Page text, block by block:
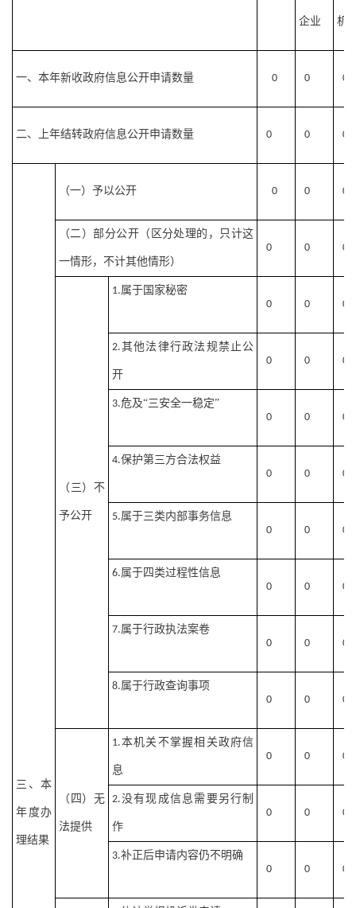
企业 机
一、本年新收政府信息公开申请数量 0 0 0
二、上年结转政府信息公开申请数量 0 0 0
三、本
年度办
理结果
（一）予以公开 0 0 0
（二）部分公开（区分处理的，只计这
一情形，不计其他情形）
0 0 0
（三）不
予公开
1.属于国家秘密
0
0 0
2.其他法律行政法规禁止公
开
0 0 0
3.危及“三安全一稳定”
0
0 0
4.保护第三方合法权益
0
0 0
5.属于三类内部事务信息
0
0 0
6.属于四类过程性信息
0
0 0
7.属于行政执法案卷
0
0 0
8.属于行政查询事项
0
0 0
（四）无
法提供
1.本机关不掌握相关政府信
息
0 0 0
2.没有现成信息需要另行制
作
0 0 0
3.补正后申请内容仍不明确
0
0 0